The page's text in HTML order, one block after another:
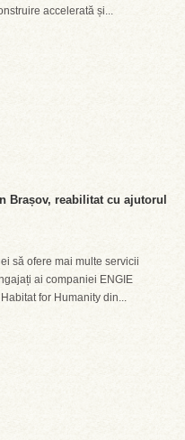
accelerată și...
Brașov, reabilitat cu ajutorul
să ofere mai multe servicii
ai companiei ENGIE
for Humanity din...